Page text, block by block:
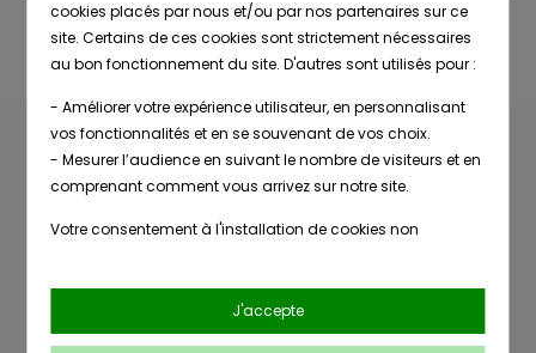
Nombreuses
références
Livraison
retrait
clients
sécurisé
cookies placés par nous et/ou par nos partenaires sur ce
site. Certains de ces cookies sont strictement nécessaires
au bon fonctionnement du site. D'autres sont utilisés pour :
- Améliorer votre expérience utilisateur, en personnalisant
vos fonctionnalités et en se souvenant de vos choix.
- Mesurer l’audience en suivant le nombre de visiteurs et en
comprenant comment vous arrivez sur notre site.
Votre consentement à l'installation de cookies non
J'accepte